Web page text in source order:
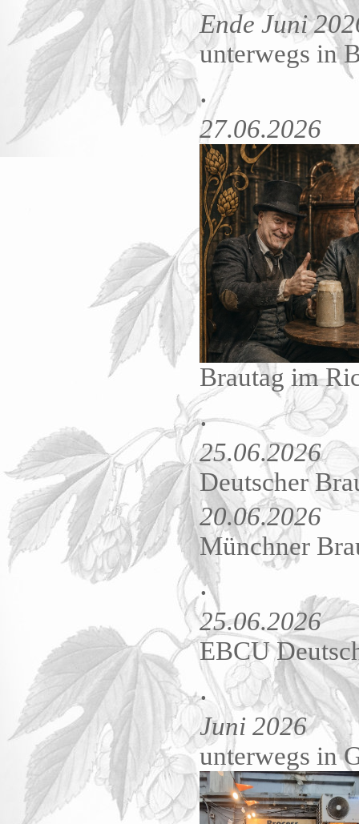
Ende Juni
unterwegs in
.
27.06.2026
Brautag im
.
25.06.2026
Deutscher
20.06.2026
Münchner
.
25.06.2026
EBCU
.
Juni 2026
unterwegs in